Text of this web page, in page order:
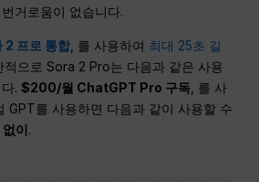
거로움이 없습니다.
2 프로 통합, 를 사용하여 최대 25초 길
적으로 Sora 2 Pro는 다음과 같은 사용
다.$200/월 ChatGPT Pro 구독, 를 사
GPT를 사용하면 다음과 같이 사용할 수
이 .